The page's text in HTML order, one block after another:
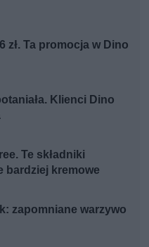
zł. Ta promocja w Dino
Klienci Dino
Te składniki
bardziej kremowe
zapomniane warzywo